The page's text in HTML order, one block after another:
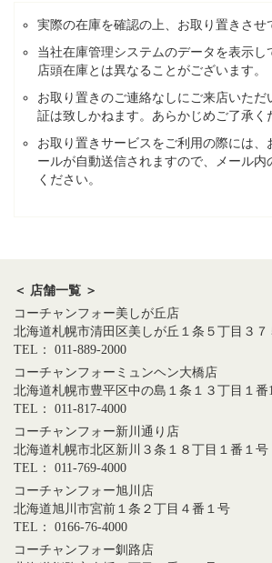
実際の在庫を確認の上、お取り置きさせ
当社在庫管理システムのデータを表示し
店頭在庫とは異なることがございます。
お取り置きのご連絡なしにご来店いただ
証は致しかねます。あらかじめご了承く
お取り置きサービスをご利用の際には、
ールが自動送信されますので、メール内
ください。
＜ 店舗一覧 ＞
コーチャンフォー美しが丘店
北海道札幌市清田区美しが丘１条５丁目３７
TEL： 011-889-2000
コーチャンフォーミュンヘン大橋店
北海道札幌市豊平区中の島１条１３丁目１番
TEL： 011-817-4000
コーチャンフォー新川通り店
北海道札幌市北区新川３条１８丁目１番１号
TEL： 011-769-4000
コーチャンフォー旭川店
北海道旭川市宮前１条２丁目４番１号
TEL： 0166-76-4000
コーチャンフォー釧路店